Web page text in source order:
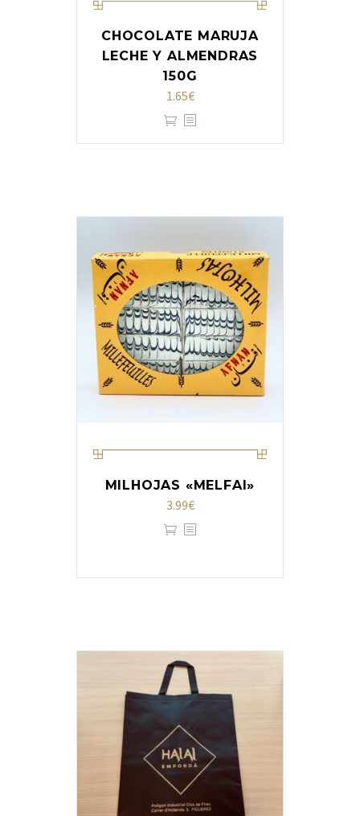
CHOCOLATE MARUJA
LECHE Y ALMENDRAS
150G
1.65€
MILHOJAS «MELFAI»
3.99€